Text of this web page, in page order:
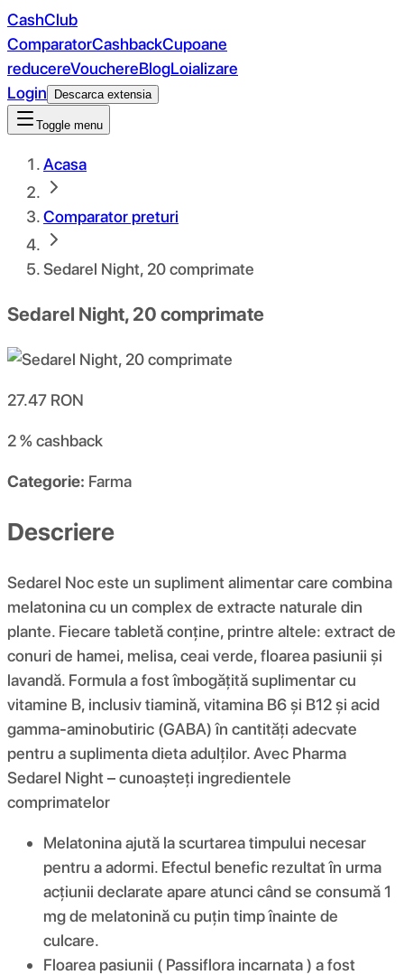
CashClub
ComparatorCashbackCupoane
reducereVouchereBlogLoializare
Login
Descarca extensia
Toggle menu
Acasa
Comparator preturi
Sedarel Night, 20 comprimate
Sedarel Night, 20 comprimate
27.47 RON
2 %cashback
Categorie: Farma
Descriere
Sedarel Noc este un supliment alimentar care combina
melatonina cu un complex de extracte naturale din
plante. Fiecare tabletă conține, printre altele: extract de
conuri de hamei, melisa, ceai verde, floarea pasiunii și
lavandă. Formula a fost îmbogățită suplimentar cu
vitamine B, inclusiv tiamină, vitamina B6 și B12 și acid
gamma-aminobutiric (GABA) în cantități adecvate
pentru a suplimenta dieta adulților. Avec Pharma
Sedarel Night – cunoașteți ingredientele
comprimatelor
Melatonina ajută la scurtarea timpului necesar
pentru a adormi. Efectul benefic rezultat în urma
acțiunii declarate apare atunci când se consumă 1
mg de melatonină cu puțin timp înainte de
culcare.
Floarea pasiunii ( Passiflora incarnata ) a fost